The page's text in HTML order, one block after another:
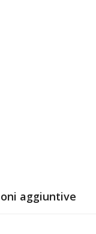
aggiuntive